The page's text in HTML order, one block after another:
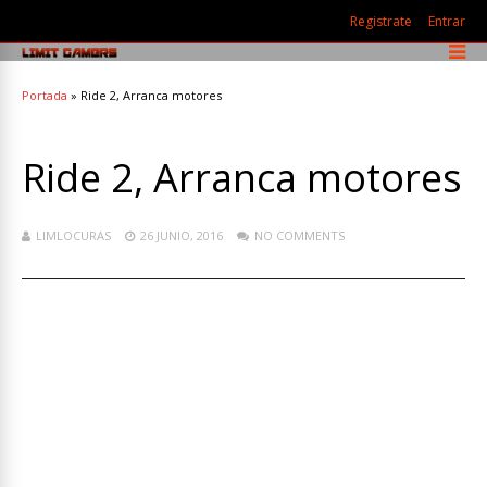
Registrate Entrar
Portada » Ride 2, Arranca motores
Ride 2, Arranca motores
LIMLOCURAS 26 JUNIO, 2016 NO COMMENTS